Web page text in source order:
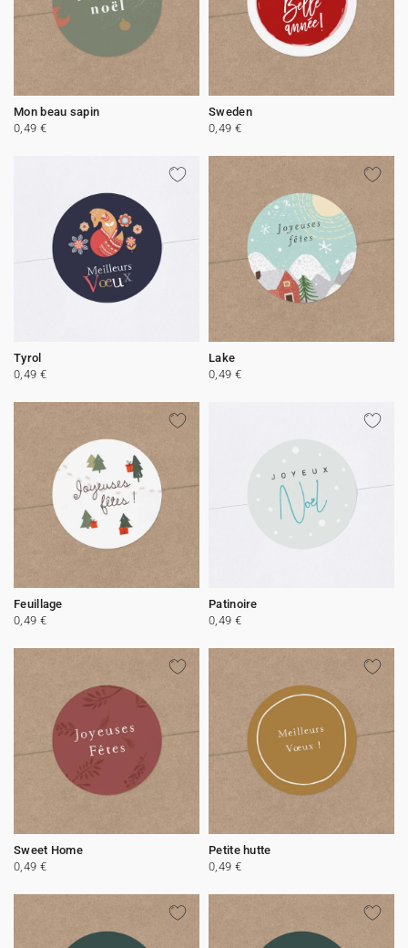
Mon beau sapin
0,49 €
Sweden
0,49 €
Tyrol
0,49 €
Lake
0,49 €
Feuillage
0,49 €
Patinoire
0,49 €
Sweet Home
0,49 €
Petite hutte
0,49 €